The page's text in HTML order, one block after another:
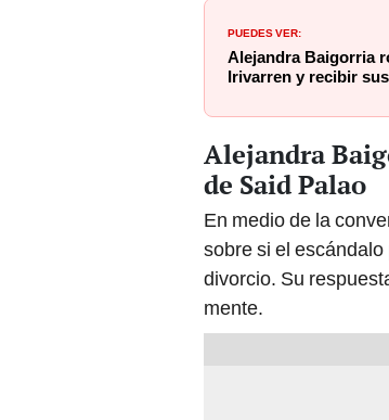
PUEDES VER:
Alejandra Baigorria
Irivarren y recibir
Alejandra
de Said Palao
En medio de la
sobre si el
divorcio. Su
mente.